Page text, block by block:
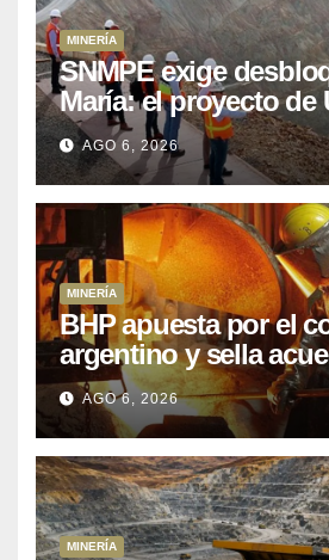
MINERÍA
SNMPE exige
María: el proyecto de
que Perú lleva 15
posponiendo
AGO 6, 2026
MINERÍA
BHP apuesta por el
argentino y sella
Kobrea para siete
AGO 6, 2026
MINERÍA